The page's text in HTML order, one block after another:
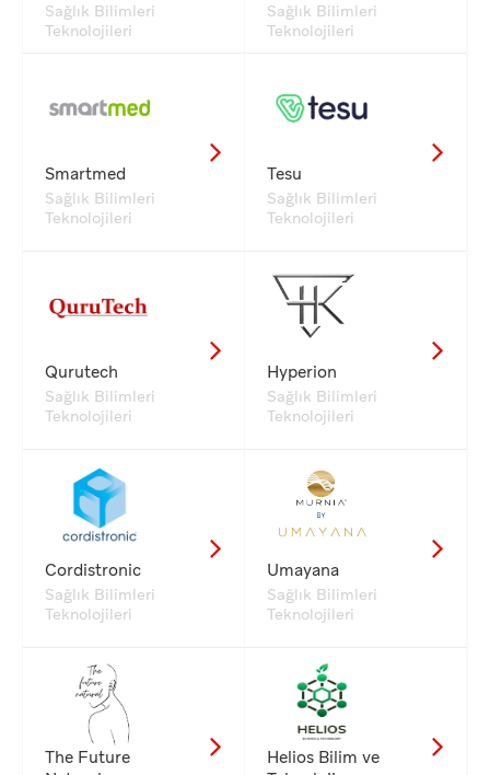
Sağlık Bilimleri
Teknolojileri
Sağlık Bilimleri
Teknolojileri
Smartmed
Sağlık Bilimleri
Teknolojileri
Tesu
Sağlık Bilimleri
Teknolojileri
Qurutech
Sağlık Bilimleri
Teknolojileri
Hyperion
Sağlık Bilimleri
Teknolojileri
Cordistronic
Sağlık Bilimleri
Teknolojileri
Umayana
Sağlık Bilimleri
Teknolojileri
The Future
Helios Bilim ve